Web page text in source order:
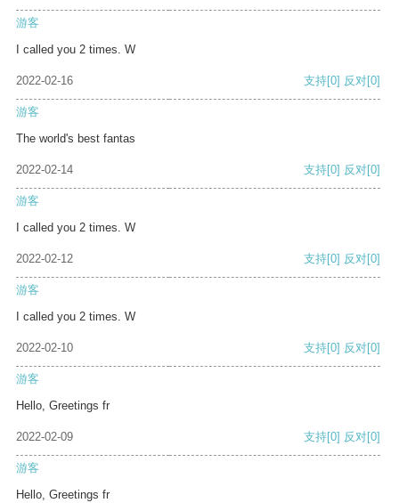
游客
I called you 2 times. W
2022-02-16 支持[0] 反对[0]
游客
The world's best fantas
2022-02-14 支持[0] 反对[0]
游客
I called you 2 times. W
2022-02-12 支持[0] 反对[0]
游客
I called you 2 times. W
2022-02-10 支持[0] 反对[0]
游客
Hello, Greetings fr
2022-02-09 支持[0] 反对[0]
游客
Hello, Greetings fr